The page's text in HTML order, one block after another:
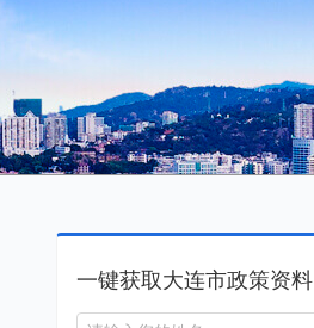
一键获取大连市政策资料